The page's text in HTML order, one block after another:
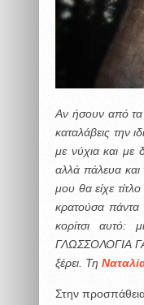
Αν ήσουν από τα
καταλάβεις την
με νύχια και με
αλλά πάλευα
μου θα είχε
κρατούσα
κορίτσι αυτό:
ΓΛΩΣΣΟΛΟΓΙΑ
ξέρει. Τη
Στην